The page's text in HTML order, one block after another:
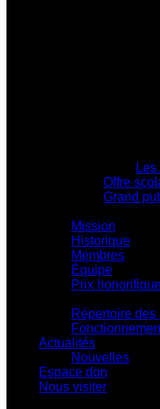
Offre
Grand
Mission
Historique
Membres
Équipe
Prix
Répertoire des
Actualités
Nouvelles
Espace don
Nous visiter